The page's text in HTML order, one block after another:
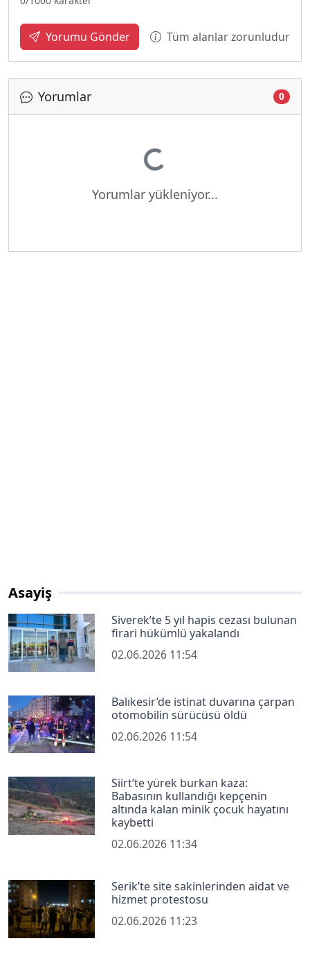
Yorumu Gönder Tüm alanlar zorunludur
Yorumlar 0
Yükleniyor...
Yorumlar yükleniyor...
Asayiş
Siverek’te 5 yıl hapis cezası bulunan
firari hükümlü yakalandı
02.06.2026 11:54
Balıkesir’de istinat duvarına çarpan
otomobilin sürücüsü öldü
02.06.2026 11:54
Siirt’te yürek burkan kaza:
Babasının kullandığı kepçenin
altında kalan minik çocuk hayatını
kaybetti
02.06.2026 11:34
Serik’te site sakinlerinden aidat ve
hizmet protestosu
02.06.2026 11:23